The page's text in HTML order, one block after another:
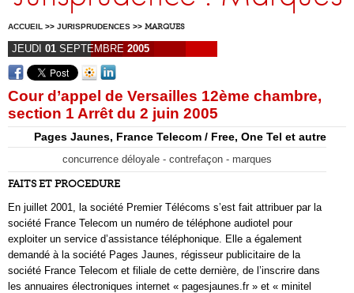
ACCUEIL >> JURISPRUDENCES >> MARQUES
JEUDI 01 SEPTEMBRE 2005
Cour d’appel de Versailles 12ème chambre,
section 1 Arrêt du 2 juin 2005
Pages Jaunes, France Telecom / Free, One Tel et autre
concurrence déloyale - contrefaçon - marques
FAITS ET PROCEDURE
En juillet 2001, la société Premier Télécoms s’est fait attribuer par la
société France Telecom un numéro de téléphone audiotel pour
exploiter un service d’assistance téléphonique. Elle a également
demandé à la société Pages Jaunes, régisseur publicitaire de la
société France Telecom et filiale de cette dernière, de l’inscrire dans
les annuaires électroniques internet « pagesjaunes.fr » et « minitel